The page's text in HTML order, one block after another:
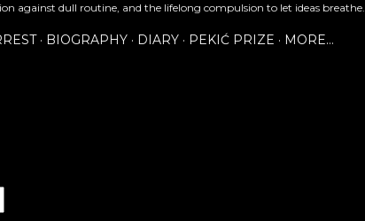
against dull routine, and the lifelong compulsion to let ideas breathe.
BIOGRAPHY DIARY PEKIĆ PRIZE MORE…